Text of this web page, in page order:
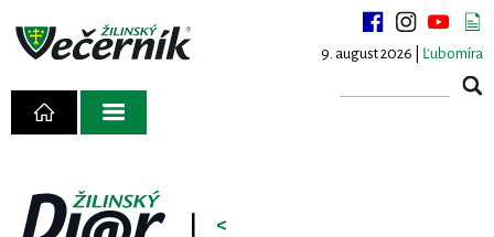
9. august 2026 | Ľubomíra
<